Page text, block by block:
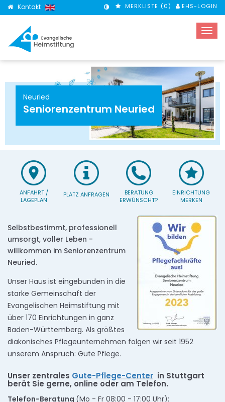
Kontakt
KONTRASTMODUS
MERKLISTE (0) EHS-LOGIN
Neuried
Seniorenzentrum Neuried
ANFAHRT /
LAGEPLAN
PLATZ ANFRAGEN
BERATUNG
ERWÜNSCHT?
EINRICHTUNG
MERKEN
Selbstbestimmt, professionell
umsorgt, voller Leben -
willkommen im Seniorenzentrum
Neuried.
Unser Haus ist eingebunden in die
starke Gemeinschaft der
Evangelischen Heimstiftung mit
über 170 Einrichtungen in ganz
Baden-Württemberg. Als größtes
diakonisches Pflegeunternehmen folgen wir seit 1952
unserem Anspruch: Gute Pflege.
Unser zentrales Gute-Pflege-Center in Stuttgart
berät Sie gerne, online oder am Telefon.
Telefon-Beratung (Mo - Fr 08:00 - 17:00 Uhr):